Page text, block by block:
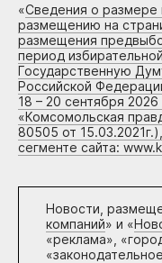
«Сведения о размере
размещению на
размещения
период
Государственную
Российской
18 – 20 сентября
«Комсомольская
80505 от
сегменте сайта:
Новости,
компаний» и «
«реклама»,